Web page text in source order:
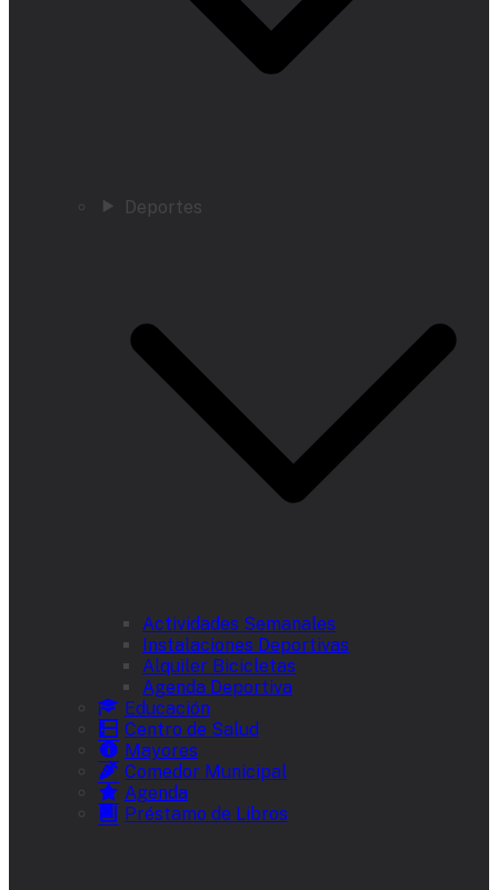
Deportes
Actividades Semanales
Instalaciones Deportivas
Alquiler Bicicletas
Agenda Deportiva
Educación
Centro de Salud
Mayores
Comedor Municipal
Agenda
Préstamo de Libros